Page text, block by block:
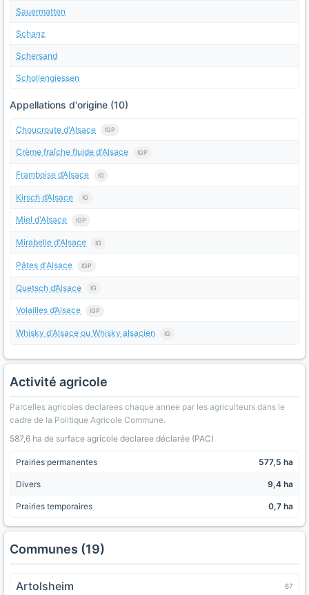
Sauermatten
Schanz
Schersand
Schollengiessen
Appellations d'origine (10)
Choucroute d'Alsace IGP
Crème fraîche fluide d'Alsace IGP
Framboise d’Alsace IG
Kirsch d’Alsace IG
Miel d'Alsace IGP
Mirabelle d'Alsace IG
Pâtes d'Alsace IGP
Quetsch d’Alsace IG
Volailles d’Alsace IGP
Whisky d'Alsace ou Whisky alsacien IG
Activité agricole
Parcelles agricoles declarees chaque annee par les agriculteurs dans le
cadre de la Politique Agricole Commune.
587,6 ha de surface agricole declaree déclarée (PAC)
Prairies permanentes 577,5 ha
Divers 9,4 ha
Prairies temporaires 0,7 ha
Communes (19)
Artolsheim 67